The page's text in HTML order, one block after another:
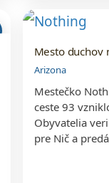
Mesto duchov
Arizona
Mestečko
ceste 93
Obyvatelia
pre Nič a